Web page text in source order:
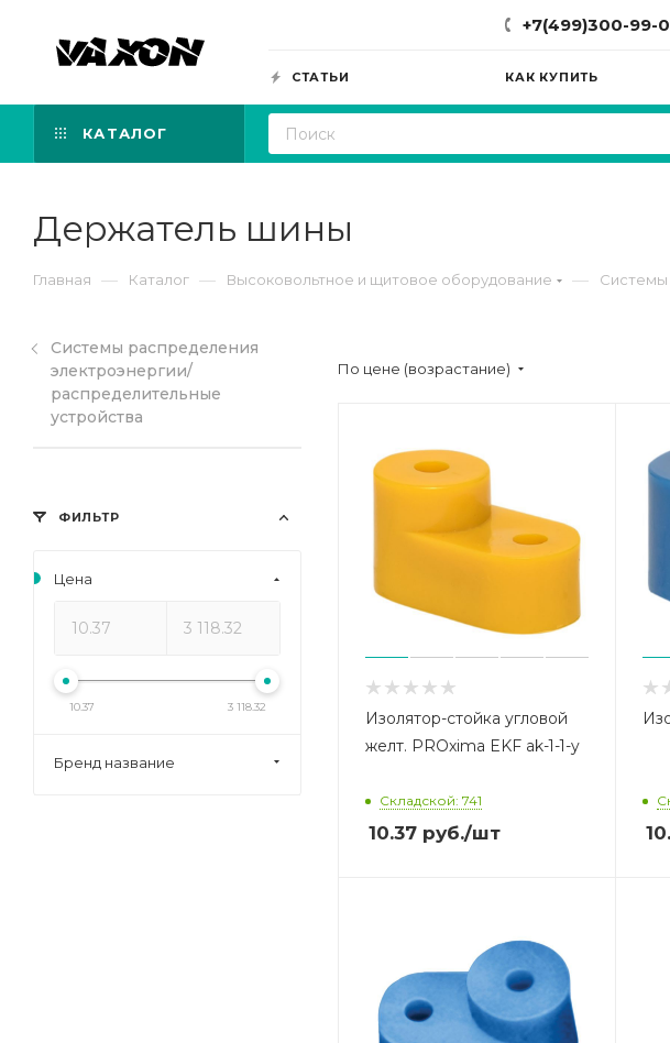
+7(499)300-99-
СТАТЬИ КАК КУПИТЬ
КАТАЛОГ
Держатель шины
Главная — Каталог — Высоковольтное и щитовое оборудование — Системы
Системы распределения
электроэнергии/
распределительные
устройства
ФИЛЬТР
Цена
10.37 3 118.32
Бренд название
По цене (возрастание)
Изолятор-стойка угловой
желт. PROxima EKF ak-1-1-y
Складской: 741
10.37 руб./шт